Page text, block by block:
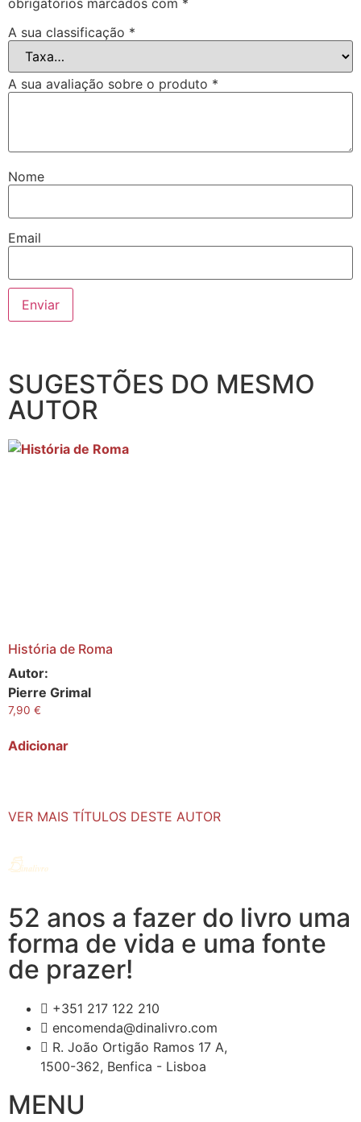
obrigatórios marcados com *
A sua classificação *
A sua avaliação sobre o produto *
Nome
Email
SUGESTÕES DO MESMO
AUTOR
História de Roma
Autor:
Pierre Grimal
7,90 €
Adicionar
VER MAIS TÍTULOS DESTE AUTOR
52 anos a fazer do livro uma
forma de vida e uma fonte
de prazer!
+351 217 122 210
encomenda@dinalivro.com
R. João Ortigão Ramos 17 A,
1500-362, Benfica - Lisboa
MENU